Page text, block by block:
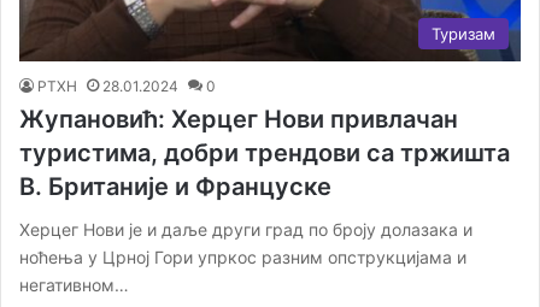
Туризам
РТХН 28.01.2024 0
Жупановић: Херцег Нови привлачан
туристима, добри трендови са тржишта
В. Британије и Француске
Херцег Нови је и даље други град по броју долазака и
ноћења у Црној Гори упркос разним опструкцијама и
негативном…